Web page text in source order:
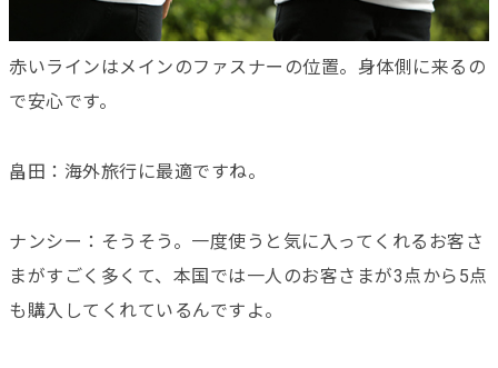
赤いラインはメインのファスナーの位置。身体側に来るの
で安心です。
畠田：海外旅行に最適ですね。
ナンシー：そうそう。一度使うと気に入ってくれるお客さ
まがすごく多くて、本国では一人のお客さまが3点から5点
も購入してくれているんですよ。